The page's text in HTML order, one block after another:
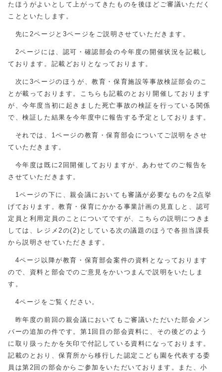
たほうがよいとして上がってきたものを後ほどご審議いただく
ことといたします。
先に2ページと3ページをご説明させていただきます。
2ページには、認可・確認部会の今年度の開催状況を記載し
ております。記載どおりとなっております。
次に3ページのほうが、教育・保育施設等事故検証部会のこ
とが載っております。こちらも記載のとおり開催しております
が、今年度当初に起きました死亡事故の検証を行っている関係
で、検証した結果を今年度中に報告する予定としております。
それでは、1ページの教育・保育部会についてご説明をさせ
ていただきます。
今年度は既に2回開催しておりますが、あわせてのご報告を
させていただきます。
1ページの下に、親会議においても審議が必要なものを2点挙
げております。教育・保育にかかる事業計画の見直しと、認可
定員と利用定員のことについてですが、こちらの説明につきま
しては、レジメ2の(2)としている次の議題のほうで各担当課長
から説明させていただきます。
4ページ以降が教育・保育部会案件の資料となっております
ので、資料と部会でのご意見をかいつまんで説明をいたしま
す。
4ページをご覧ください。
昨年度の前回の親会議においてもご審議いただいた部会メン
バーの追加の件です。第1回目の部会資料に、その後どのよう
に取り扱ったかを矢印で付記している資料になっております。
記載のとおり、保育所から移行した認定こども園を代表する委
員は第2回の部会からご参加をいただいております。また、小